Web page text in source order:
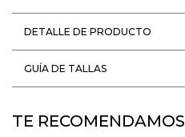
DETALLE DE PRODUCTO
GUÍA DE TALLAS
TE RECOMENDAMOS